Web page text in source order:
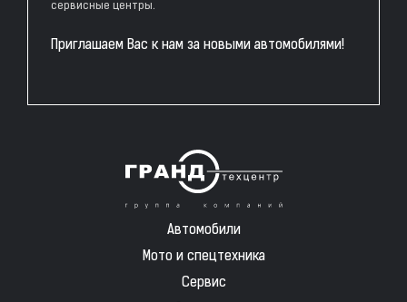
сервисные центры.
Приглашаем Вас к нам за новыми автомобилями!
Автомобили
Мото и спецтехника
Сервис